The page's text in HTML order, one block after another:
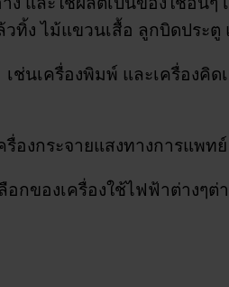
ทิ้ง ไม้แขวนเสื้อ ลูกบิดประตู
นเครื่องพิมพ์ และเครื่องคิ
องกระจายแสงทางการแพท
ของเครื่องใช้ไฟฟ้าต่างๆต่